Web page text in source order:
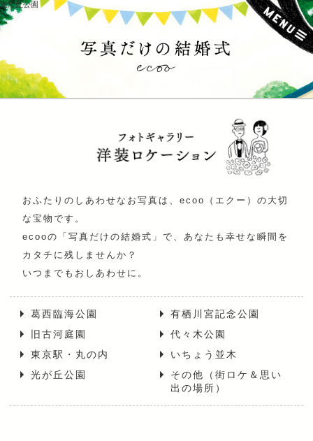
光が丘公園
おふたりのしあわせなお写真は、ecoo（エクー）の大切
な宝物です。
ecooの「写真だけの結婚式」で、あなたも幸せな瞬間を
カタチに残しませんか？
いつまでもおしあわせに。
葛西臨海公園
有栖川宮記念公園
旧古河庭園
代々木公園
東京駅・丸の内
いちょう並木
光が丘公園
その他（街ロケ＆思い
出の場所）